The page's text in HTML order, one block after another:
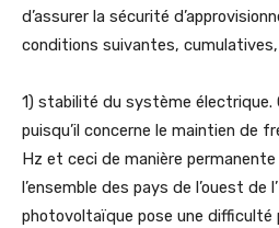
d’assurer la sécurité
conditions suivantes,
1) stabilité du système
puisqu’il concerne le maintien de
Hz et ceci de manière
l’ensemble des pays de l’ouest de
photovoltaïque pose une difficulté